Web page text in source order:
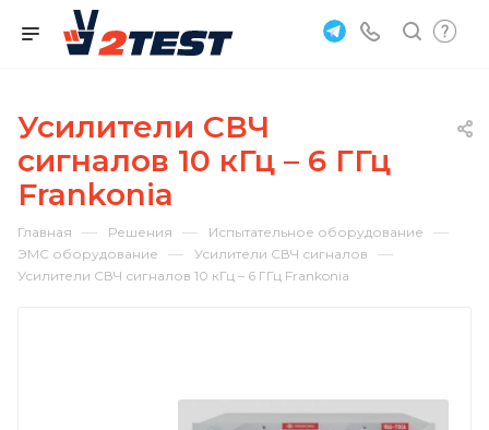
Усилители СВЧ
сигналов 10 кГц – 6 ГГц
Frankonia
Главная — Решения — Испытательное оборудование —
ЭМС оборудование — Усилители СВЧ сигналов —
Усилители СВЧ сигналов 10 кГц – 6 ГГц Frankonia